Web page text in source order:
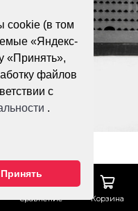
cookie (в том
«Яндекс-
«Принять»,
файлов
с
.
Принять
Сравнение Корзина